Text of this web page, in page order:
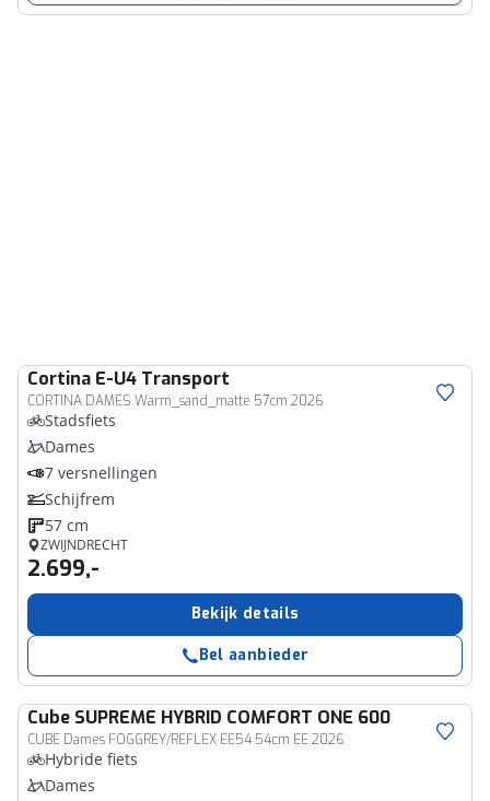
Cortina E-U4 Transport
CORTINA DAMES Warm_sand_matte 57cm 2026
Stadsfiets
Dames
7 versnellingen
Schijfrem
57 cm
ZWIJNDRECHT
2.699,-
Bekijk details
Bel aanbieder
Cube SUPREME HYBRID COMFORT ONE 600
CUBE Dames FOGGREY/REFLEX EE54 54cm EE 2026
Hybride fiets
Dames